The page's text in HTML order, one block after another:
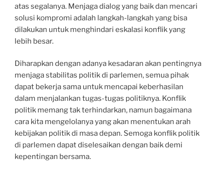
atas segalanya. Menjaga dialog yang baik dan mencari
solusi kompromi adalah langkah-langkah yang bisa
dilakukan untuk menghindari eskalasi konflik yang
lebih besar.
Diharapkan dengan adanya kesadaran akan pentingnya
menjaga stabilitas politik di parlemen, semua pihak
dapat bekerja sama untuk mencapai keberhasilan
dalam menjalankan tugas-tugas politiknya. Konflik
politik memang tak terhindarkan, namun bagaimana
cara kita mengelolanya yang akan menentukan arah
kebijakan politik di masa depan. Semoga konflik politik
di parlemen dapat diselesaikan dengan baik demi
kepentingan bersama.